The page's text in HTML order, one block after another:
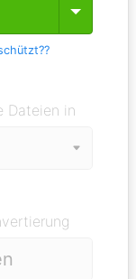
Toggle
Dateien in